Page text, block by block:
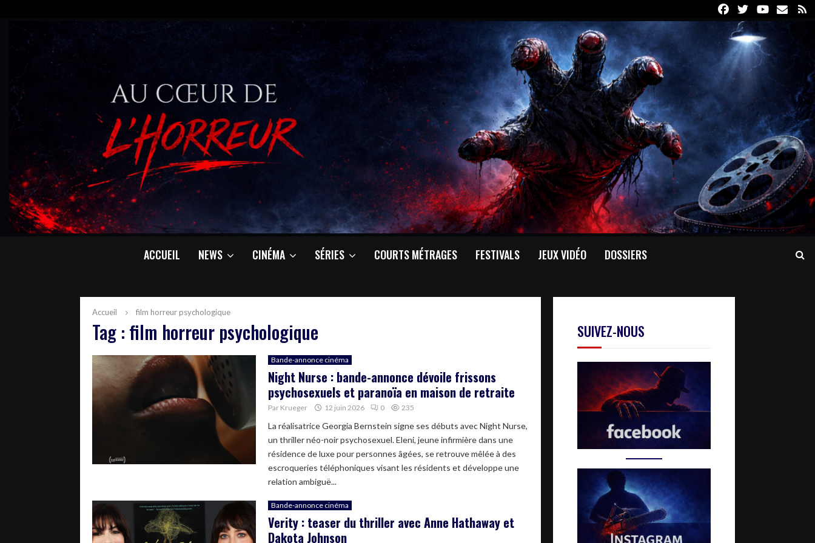
FacebookTwitterYoutube
Email
ACCUEIL NEWS CINÉMA SÉRIES COURTS MÉTRAGES FESTIVALS JEUX VIDÉO DOSSIERS
Accueil film horreur psychologique
Tag : film horreur psychologique
Bande-annonce cinéma
Night Nurse : bande-annonce dévoile frissons
psychosexuels et paranoïa en maison de retraite
Par Krueger 12 juin 2026 0 235
La réalisatrice Georgia Bernstein signe ses débuts avec Night Nurse,
un thriller néo-noir psychosexuel. Eleni, jeune infirmière dans une
résidence de luxe pour personnes âgées, se retrouve mêlée à des
escroqueries téléphoniques visant les résidents et développe une
relation ambiguë...
Bande-annonce cinéma
Verity : teaser du thriller avec Anne Hathaway et
Dakota Johnson
SUIVEZ-NOUS